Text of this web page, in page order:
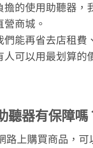
的使用助聽器
商城。
們能再省去店租
可以用最划算的
聽器有保障嗎
路上購買商品，